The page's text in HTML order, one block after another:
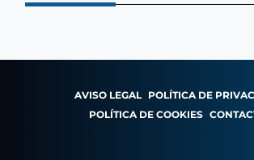
AVISO LEGAL POLÍTICA DE
POLÍTICA DE COOKIES